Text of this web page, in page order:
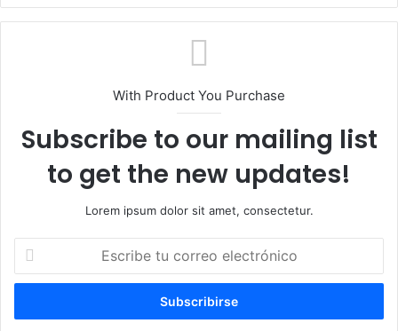
With Product You Purchase
Subscribe to our mailing list
to get the new updates!
Lorem ipsum dolor sit amet, consectetur.
correo